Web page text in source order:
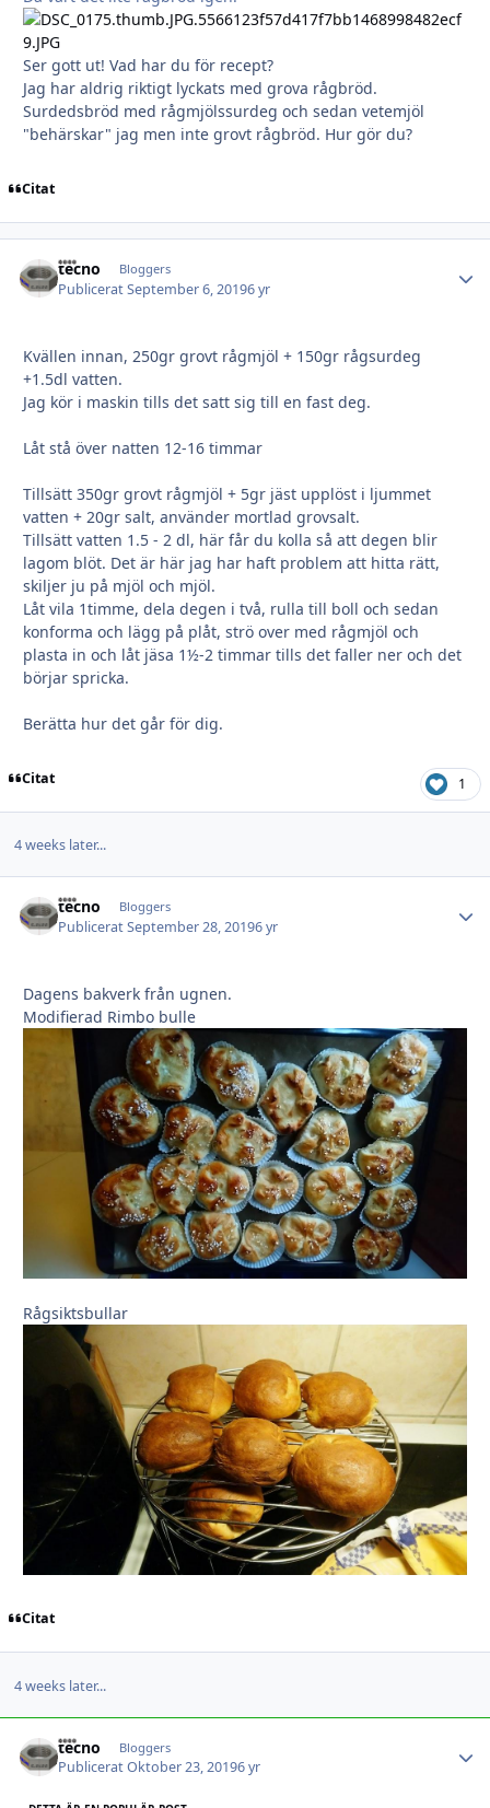
Ser gott ut! Vad har du för recept?
Jag har aldrig riktigt lyckats med grova rågbröd.
Surdedsbröd med rågmjölssurdeg och sedan vetemjöl
"behärskar" jag men inte grovt rågbröd. Hur gör du?
Citat
tecno Bloggers
PubliceratSeptember 6, 20196 yr
Kvällen innan, 250gr grovt rågmjöl + 150gr rågsurdeg
+1.5dl vatten.
Jag kör i maskin tills det satt sig till en fast deg.
Låt stå över natten 12-16 timmar
Tillsätt 350gr grovt rågmjöl + 5gr jäst upplöst i ljummet
vatten + 20gr salt, använder mortlad grovsalt.
Tillsätt vatten 1.5 - 2 dl, här får du kolla så att degen blir
lagom blöt. Det är här jag har haft problem att hitta rätt,
skiljer ju på mjöl och mjöl.
Låt vila 1timme, dela degen i två, rulla till boll och sedan
konforma och lägg på plåt, strö over med rågmjöl och
plasta in och låt jäsa 1½-2 timmar tills det faller ner och det
börjar spricka.
Berätta hur det går för dig.
Citat 1
4 weeks later...
tecno Bloggers
PubliceratSeptember 28, 20196 yr
Dagens bakverk från ugnen.
Modifierad Rimbo bulle
Rågsiktsbullar
Citat
4 weeks later...
tecno Bloggers
PubliceratOktober 23, 20196 yr